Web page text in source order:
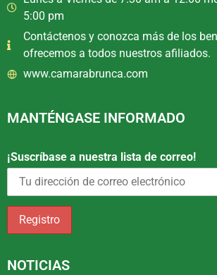
5:00 pm
Contáctenos y conozca más de los
ofrecemos a todos nuestros afiliados.
www.camarabrunca.com
MANTÉNGASE INFORMADO
¡Suscríbase a nuestra lista de correo!
NOTICIAS